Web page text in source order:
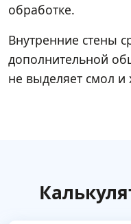
обработке.
Внутренние стены
дополнительной
не выделяет смол